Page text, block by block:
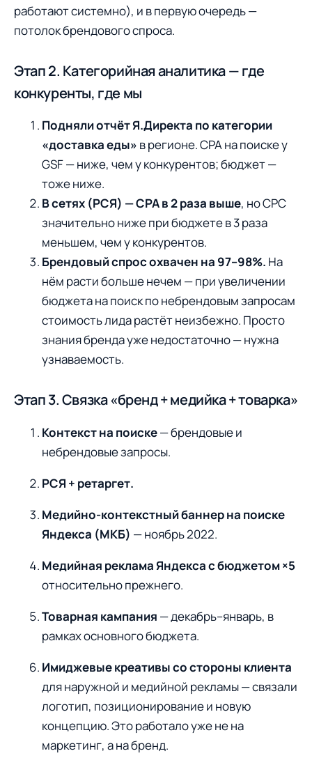
работают системно), и в первую очередь —
потолок брендового спроса.
Этап 2. Категорийная аналитика — где
конкуренты, где мы
Подняли отчёт Я.Директа по категории
«доставка еды» в регионе. CPA на поиске у
GSF — ниже, чем у конкурентов; бюджет —
тоже ниже.
В сетях (РСЯ) — CPA в 2 раза выше, но CPC
значительно ниже при бюджете в 3 раза
меньшем, чем у конкурентов.
Брендовый спрос охвачен на 97–98%. На
нём расти больше нечем — при увеличении
бюджета на поиск по небрендовым запросам
стоимость лида растёт неизбежно. Просто
знания бренда уже недостаточно — нужна
узнаваемость.
Этап 3. Связка «бренд + медийка + товарка»
Контекст на поиске— брендовые и
небрендовые запросы.
РСЯ + ретаргет.
Медийно-контекстный баннер на поиске
Яндекса (МКБ) — ноябрь 2022.
Медийная реклама Яндекса с бюджетом ×5
относительно прежнего.
Товарная кампания — декабрь–январь, в
рамках основного бюджета.
Имиджевые креативы со стороны клиента
для наружной и медийной рекламы — связали
логотип, позиционирование и новую
концепцию. Это работало уже не на
маркетинг, а на бренд.